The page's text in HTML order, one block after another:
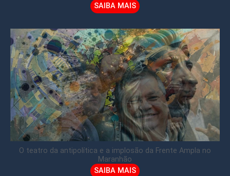
SAIBA MAIS
O teatro da antipolítica e a implosão da Frente Ampla no
Maranhão
SAIBA MAIS